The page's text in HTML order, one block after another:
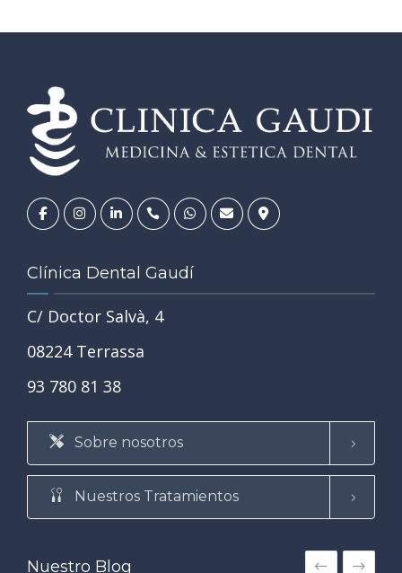
Clínica Dental Gaudí
C/ Doctor Salvà, 4
08224 Terrassa
93 780 81 38
Sobre nosotros
Nuestros Tratamientos
Nuestro Blog